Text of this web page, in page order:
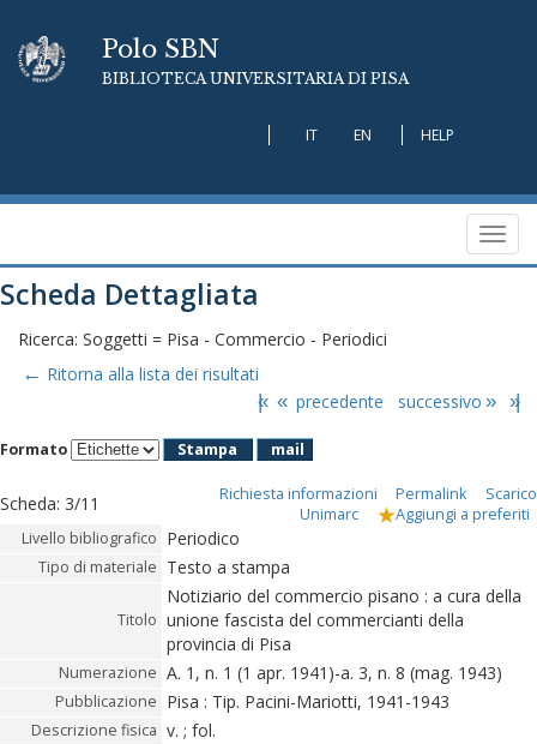
Polo SBN
BIBLIOTECA UNIVERSITARIA DI PISA
IT EN HELP
Scheda Dettagliata
Ricerca: Soggetti = Pisa - Commercio - Periodici
← Ritorna alla lista dei risultati
|« « precedente successivo » »|
Formato Stampa mail
Scheda: 3/11 Richiesta informazioni Permalink
Scarico
Unimarc
Aggiungi a preferiti
Livello bibliografico Periodico
Tipo di materiale Testo a stampa
Titolo
Notiziario del commercio pisano : a cura della
unione fascista del commercianti della
provincia di Pisa
Numerazione A. 1, n. 1 (1 apr. 1941)-a. 3, n. 8 (mag. 1943)
Pubblicazione Pisa : Tip. Pacini-Mariotti, 1941-1943
Descrizione fisica v. ; fol.